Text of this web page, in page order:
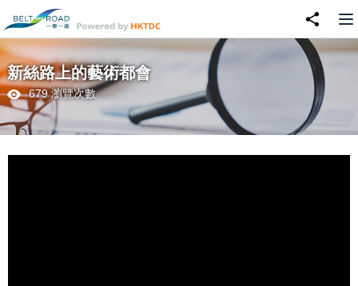
新絲路上的藝術都會
679 瀏覽次數